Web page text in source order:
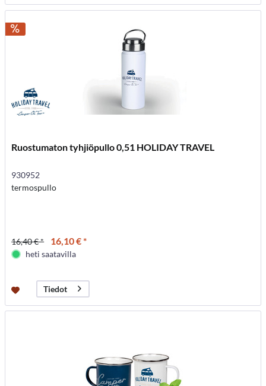
Ruostumaton tyhjiöpullo 0,51 HOLIDAY TRAVEL
930952
termospullo
16,40 € * 16,10 € *
heti saatavilla
Tiedot